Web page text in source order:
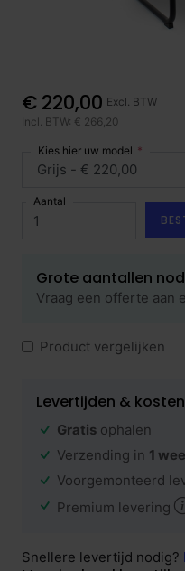
€ 220,00 Excl. BTW
Incl. BTW: € 266,20
Kies hier uw model
Aantal
Grote aantallen
Vraag een offerte aan
Product vergelijken
Levertijden & kosten
Gratis ophalen
Verzending in 1
Voorgemonteerd
Premium levering
Snellere levertijd nodig?